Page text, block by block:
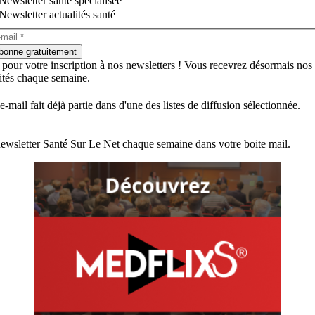
actualités santé
gratuitement
votre inscription à nos newsletters ! Vous recevrez désormais nos
chaque semaine.
mail fait déjà partie dans d'une des listes de diffusion sélectionnée.
Santé Sur Le Net chaque semaine dans votre boite mail.